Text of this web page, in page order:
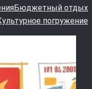
Бюджетный отдых
погружение